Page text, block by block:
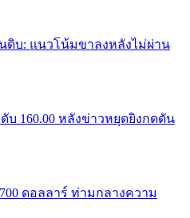
ดิบ: แนวโน้มขาลงหลังไม่ผ่าน
บ 160.00 หลังข่าวหยุดยิงกดดัน
ดอลลาร์ ท่ามกลางความ